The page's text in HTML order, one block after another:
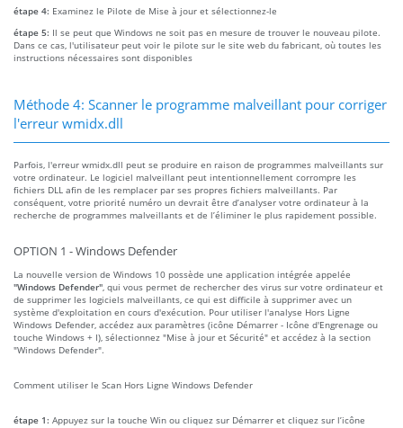
étape 4: Examinez le Pilote de Mise à jour et sélectionnez-le
étape 5: Il se peut que Windows ne soit pas en mesure de trouver le nouveau pilote.
Dans ce cas, l'utilisateur peut voir le pilote sur le site web du fabricant, où toutes les
instructions nécessaires sont disponibles
Méthode 4: Scanner le programme malveillant pour corriger
l'erreur wmidx.dll
Parfois, l'erreur wmidx.dll peut se produire en raison de programmes malveillants sur
votre ordinateur. Le logiciel malveillant peut intentionnellement corrompre les
fichiers DLL afin de les remplacer par ses propres fichiers malveillants. Par
conséquent, votre priorité numéro un devrait être d’analyser votre ordinateur à la
recherche de programmes malveillants et de l’éliminer le plus rapidement possible.
OPTION 1 - Windows Defender
La nouvelle version de Windows 10 possède une application intégrée appelée
"Windows Defender" , qui vous permet de rechercher des virus sur votre ordinateur et
de supprimer les logiciels malveillants, ce qui est difficile à supprimer avec un
système d'exploitation en cours d'exécution. Pour utiliser l'analyse Hors Ligne
Windows Defender, accédez aux paramètres (icône Démarrer - Icône d'Engrenage ou
touche Windows + I), sélectionnez "Mise à jour et Sécurité" et accédez à la section
"Windows Defender".
Comment utiliser le Scan Hors Ligne Windows Defender
étape 1: Appuyez sur la touche Win ou cliquez sur Démarrer et cliquez sur l’icône